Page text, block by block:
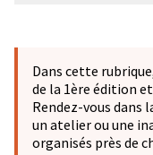
−
Dans cette
de la 1ère édition
Rendez-vous dans
un atelier ou une
organisés près de